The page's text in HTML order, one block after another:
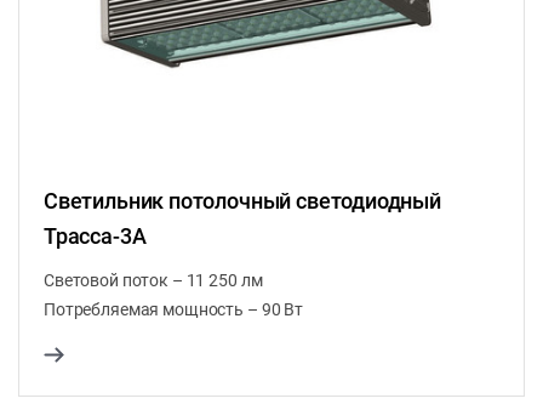
Светильник потолочный светодиодный
Трасса-3А
Световой поток – 11 250 лм
Потребляемая мощность – 90 Вт